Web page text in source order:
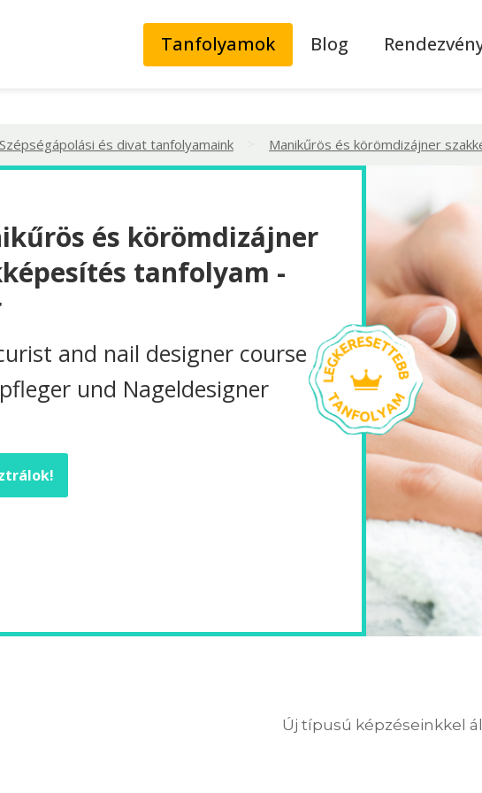
Tanfolyamok Blog
Szépségápolási és divat tanfolyamaink Manikűrös és körömdizájner
és körömdizájner
tanfolyam -
and nail designer course
und Nageldesigner
Új típusú képzéseinkkel